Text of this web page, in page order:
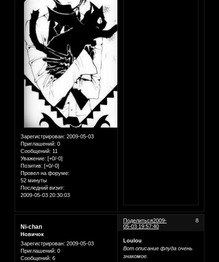
Зарегистрирован: 2009-05-03
Приглашений: 0
Сообщений: 11
Уважение: [+0/-0]
Позитив: [+0/-0]
Провел на форуме:
52 минуты
Последний визит:
2009-05-03 20:30:03
Поделиться 8
2009-
05-03 19:57:40
Ni-chan
Новичок
Зарегистрирован: 2009-05-03
Приглашений: 0
Сообщений: 6
Loulou
Вот описание флуда очень
знакомое.